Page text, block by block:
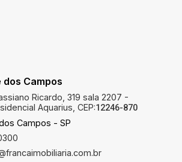
dos Campos
Ricardo, 319 sala 2207 -
Aquarius, CEP:12246-870
Campos - SP